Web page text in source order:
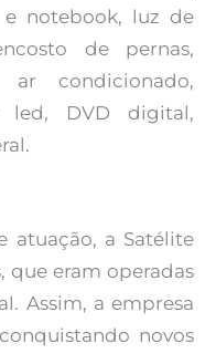
e notebook, luz de
de pernas,
ar condicionado,
DVD digital,
atuação, a Satélite
que eram operadas
Assim, a empresa
novos